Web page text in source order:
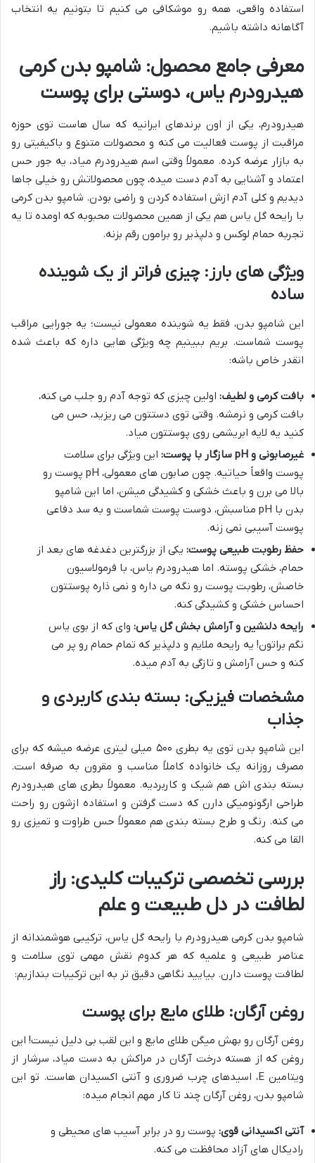
استفاده واقعی، همه رو موشکافی می کنیم تا بتونیم یه انتخاب
آگاهانه داشته باشیم.
معرفی جامع محصول: شامپو بدن کرمی
هیدرودرم یاس، دوستی برای پوست
هیدرودرم، یکی از اون برندهای ایرانیه که سال هاست توی حوزه
مراقبت از پوست فعالیت می کنه و محصولات متنوع و باکیفیتی رو
به بازار عرضه کرده. معمولاً وقتی اسم هیدرودرم میاد، یه جور حس
اعتماد و آشنایی به آدم دست میده، چون محصولاتش رو خیلی جاها
دیدیم و کلی آدم ازش استفاده کردن و راضی بودن. شامپو بدن کرمی
با رایحه گل یاس هم یکی از همین محصولات محبوبه که اومده تا یه
تجربه حمام لوکس و دلپذیر رو برامون رقم بزنه.
ویژگی های بارز: چیزی فراتر از یک شوینده
ساده
این شامپو بدن، فقط یه شوینده معمولی نیست؛ یه جورایی مراقب
پوست شماست. بریم ببینیم چه ویژگی هایی داره که باعث شده
انقدر خاص باشه:
بافت کرمی و لطیف: اولین چیزی که توجه آدم رو جلب می کنه،
بافت کرمی و نرمشه. وقتی توی دستتون می ریزید، حس می
کنید یه لایه ابریشمی روی پوستتون میاد.
غیرصابونی و pH سازگار با پوست:
این ویژگی برای سلامت
پوست واقعاً حیاتیه. چون صابون های معمولی، pH پوست رو
بالا می برن و باعث خشکی و کشیدگی میشن، اما این شامپو
بدن با pH مناسبش، دوست پوست شماست و به سد دفاعی
پوست آسیبی نمی زنه.
حفظ رطوبت طبیعی پوست: یکی از بزرگترین دغدغه های بعد از
حمام، خشکی پوسته. اما هیدرودرم یاس، با فرمولاسیون
خاصش، رطوبت پوست رو نگه می داره و نمی ذاره پوستتون
احساس خشکی و کشیدگی کنه.
رایحه دلنشین و آرامش بخش گل یاس: وای که از بوی یاس
نگم براتون! یه رایحه ملایم و دلپذیر که تمام حمام رو پر می
کنه و حس آرامش و تازگی به آدم میده.
مشخصات فیزیکی: بسته بندی کاربردی و
جذاب
این شامپو بدن توی یه بطری ۵۰۰ میلی لیتری عرضه میشه که برای
مصرف روزانه یک خانواده کاملاً مناسب و مقرون به صرفه است.
بسته بندی اش هم شیک و کاربردیه. معمولاً بطری های هیدرودرم
طراحی ارگونومیکی دارن که دست گرفتن و استفاده ازشون رو راحت
می کنه. رنگ و طرح بسته بندی هم معمولاً حس طراوت و تمیزی رو
القا می کنه.
بررسی تخصصی ترکیبات کلیدی: راز
لطافت در دل طبیعت و علم
شامپو بدن کرمی هیدرودرم با رایحه گل یاس، ترکیبی هوشمندانه از
عناصر طبیعی و علمیه که هر کدوم نقش مهمی توی سلامت و
لطافت پوست دارن. بیایید نگاهی دقیق تر به این ترکیبات بندازیم:
روغن آرگان: طلای مایع برای پوست
روغن آرگان رو بهش میگن طلای مایع و این لقب بی دلیل نیست! این
روغن که از هسته درخت آرگان در مراکش به دست میاد، سرشار از
ویتامین E، اسیدهای چرب ضروری و آنتی اکسیدان هاست. تو این
شامپو بدن، روغن آرگان چند تا کار مهم انجام میده:
آنتی اکسیدانی قوی: پوست رو در برابر آسیب های محیطی و
رادیکال های آزاد محافظت می کنه.